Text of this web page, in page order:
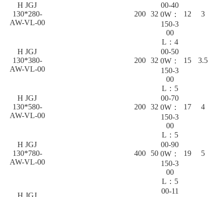
H JGJ
130*280-
AW-VL-00
200 32
00-40
0W：
150-3
00
12 3
H JGJ
130*380-
AW-VL-00
200 32
L：4
00-50
0W：
150-3
00
15 3.5
H JGJ
130*580-
AW-VL-00
200 32
L：5
00-70
0W：
150-3
00
17 4
H JGJ
130*780-
AW-VL-00
400 50
L：5
00-90
0W：
150-3
00
19 5
H JGJ
L：5
00-11